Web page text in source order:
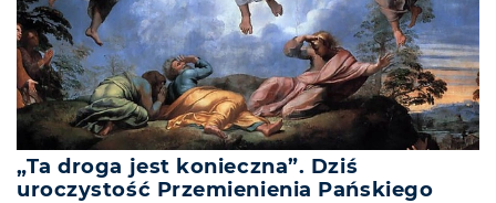
„Ta droga jest konieczna”. Dziś
uroczystość Przemienienia Pańskiego